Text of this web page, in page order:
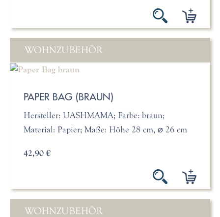
WOHNZUBEHÖR
PAPER BAG (BRAUN)
Hersteller: UASHMAMA; Farbe: braun;
Material: Papier; Maße: Höhe 28 cm, ⌀ 26 cm
42,90 €
WOHNZUBEHÖR